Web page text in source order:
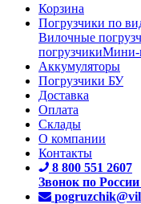
Корзина
Погрузчики по
Вилочные
погрузчикиМини-
Аккумуляторы
Погрузчики БУ
Доставка
Оплата
Склады
О компании
Контакты
8 800 551 2607
Звонок по